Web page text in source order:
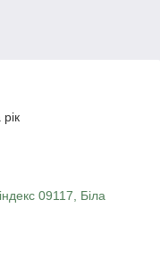
09117, Біла